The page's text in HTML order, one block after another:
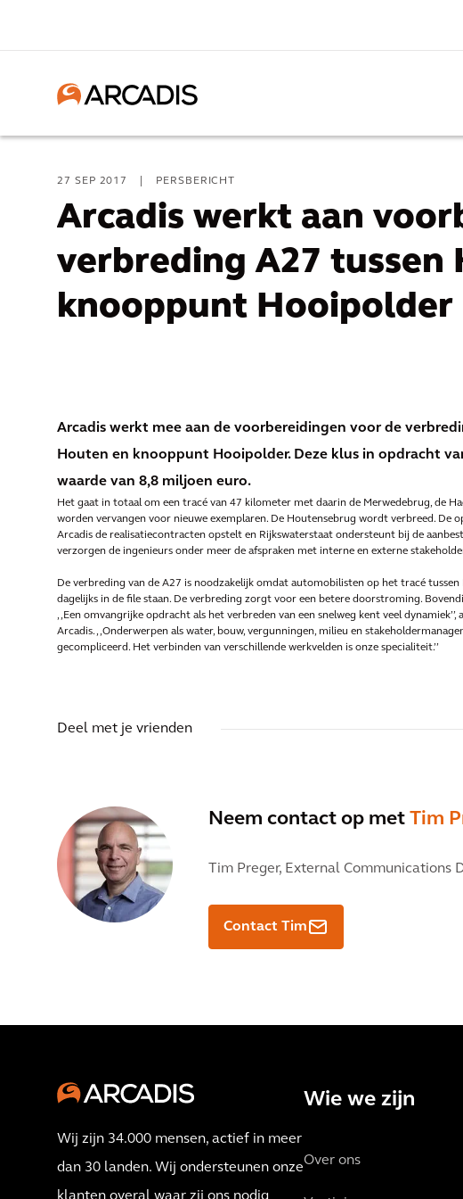
27 SEP 2017 PERSBERICHT
Arcadis werkt aan
verbreding A27 tussen
knooppunt Hooipolder
Arcadis werkt mee aan de voorbereidingen voor de
Houten en knooppunt Hooipolder. Deze klus in opdracht
waarde van 8,8 miljoen euro.
Het gaat in totaal om een tracé van 47 kilometer met daarin de Merwedebrug, de
worden vervangen voor nieuwe exemplaren. De Houtensebrug wordt verbreed. De
Arcadis de realisatiecontracten opstelt en Rijkswaterstaat ondersteunt bij de
verzorgen de ingenieurs onder meer de afspraken met interne en externe
De verbreding van de A27 is noodzakelijk omdat automobilisten op het tracé
dagelijks in de file staan. De verbreding zorgt voor een betere doorstroming.
,,Een omvangrijke opdracht als het verbreden van een snelweg kent veel
Arcadis. ,,Onderwerpen als water, bouw, vergunningen, milieu en
gecompliceerd. Het verbinden van verschillende werkvelden is onze specialiteit.’’
Deel met je vrienden
Neem contact op met Tim
Tim Preger, External Communications
Contact Tim
Wij zijn 34.000 mensen, actief in meer
dan 30 landen. Wij ondersteunen onze
Wie we zijn
Over ons